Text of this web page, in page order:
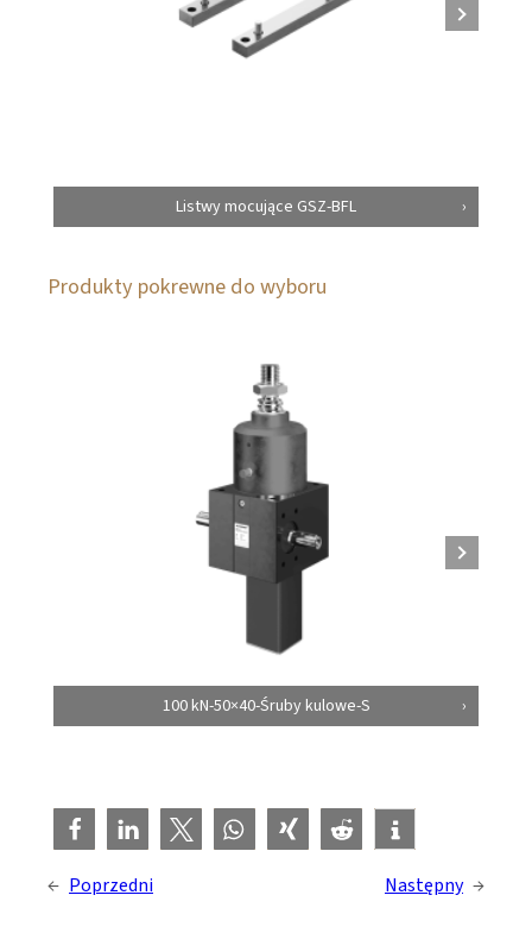
Listwy mocujące GSZ-BFL
Produkty pokrewne do wyboru
100 kN-50×40-Śruby kulowe-S
← Poprzedni Następny →